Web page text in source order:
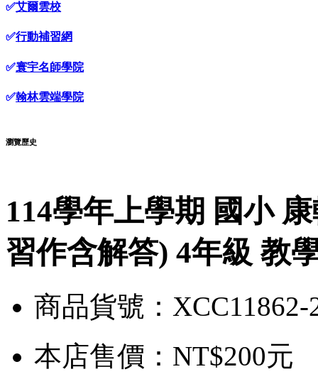
✅艾爾雲校
✅行動補習網
✅寰宇名師學院
✅翰林雲端學院
瀏覽歷史
114學年上學期 國小
習作含解答) 4年級 教
商品貨號：XCC11862-
本店售價： NT$200元